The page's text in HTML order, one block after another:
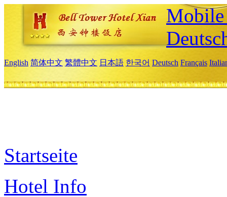
English 简体中文 繁體中文 日本語 한국어 Deutsch Français
Startseite
Hotel Info